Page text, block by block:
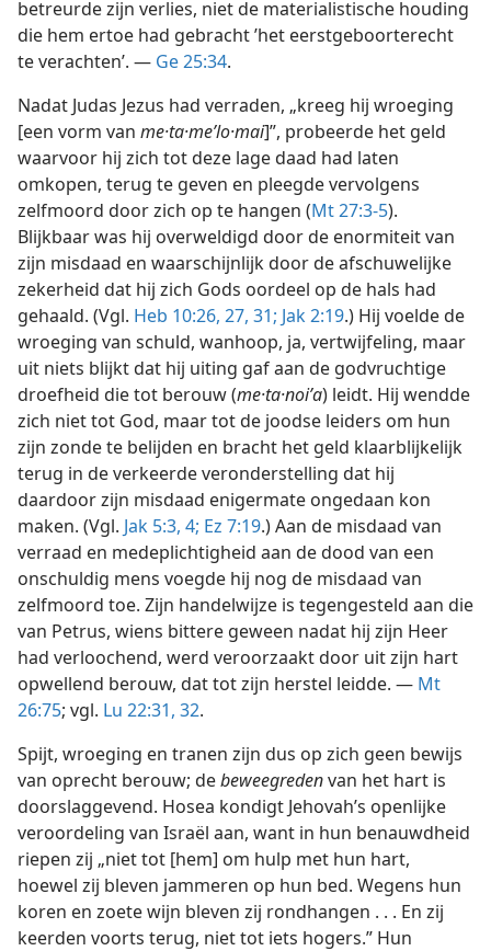
betreurde zijn verlies, niet de materialistische houding
die hem ertoe had gebracht ’het eerstgeboorterecht
te verachten’. — Ge 25:34.
Nadat Judas Jezus had verraden, „kreeg hij wroeging
[een vorm van me·ta·meʹlo·mai]”, probeerde het geld
waarvoor hij zich tot deze lage daad had laten
omkopen, terug te geven en pleegde vervolgens
zelfmoord door zich op te hangen (Mt 27:3-5).
Blijkbaar was hij overweldigd door de enormiteit van
zijn misdaad en waarschijnlijk door de afschuwelijke
zekerheid dat hij zich Gods oordeel op de hals had
gehaald. (Vgl. Heb 10:26, 27, 31; Jak 2:19.) Hij voelde de
wroeging van schuld, wanhoop, ja, vertwijfeling, maar
uit niets blijkt dat hij uiting gaf aan de godvruchtige
droefheid die tot berouw (me·ta·noiʹa) leidt. Hij wendde
zich niet tot God, maar tot de joodse leiders om hun
zijn zonde te belijden en bracht het geld klaarblijkelijk
terug in de verkeerde veronderstelling dat hij
daardoor zijn misdaad enigermate ongedaan kon
maken. (Vgl. Jak 5:3, 4; Ez 7:19.) Aan de misdaad van
verraad en medeplichtigheid aan de dood van een
onschuldig mens voegde hij nog de misdaad van
zelfmoord toe. Zijn handelwijze is tegengesteld aan die
van Petrus, wiens bittere geween nadat hij zijn Heer
had verloochend, werd veroorzaakt door uit zijn hart
opwellend berouw, dat tot zijn herstel leidde. — Mt
26:75; vgl. Lu 22:31, 32.
Spijt, wroeging en tranen zijn dus op zich geen bewijs
van oprecht berouw; debeweegredenvan het hart is
doorslaggevend. Hosea kondigt Jehovah’s openlijke
veroordeling van Israël aan, want in hun benauwdheid
riepen zij „niet tot [hem] om hulp met hun hart,
hoewel zij bleven jammeren op hun bed. Wegens hun
koren en zoete wijn bleven zij rondhangen . . . En zij
keerden voorts terug, niet tot iets hogers.” Hun